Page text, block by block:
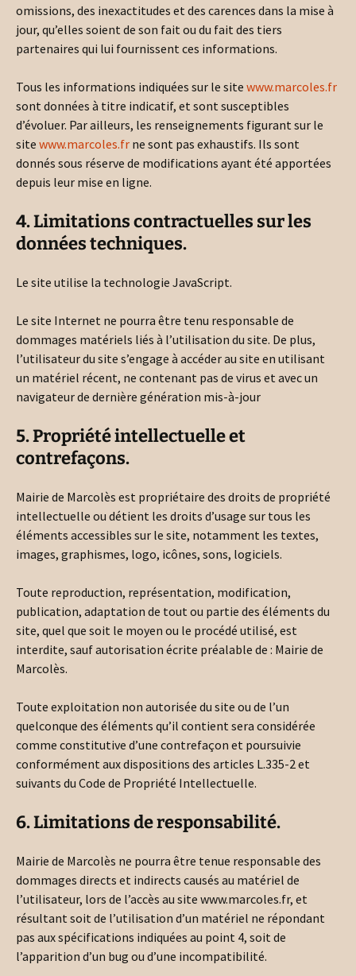
omissions, des inexactitudes et des carences dans la mise à
jour, qu’elles soient de son fait ou du fait des tiers
partenaires qui lui fournissent ces informations.
Tous les informations indiquées sur le site www.marcoles.fr
sont données à titre indicatif, et sont susceptibles
d’évoluer. Par ailleurs, les renseignements figurant sur le
site www.marcoles.fr ne sont pas exhaustifs. Ils sont
donnés sous réserve de modifications ayant été apportées
depuis leur mise en ligne.
4. Limitations contractuelles sur les
données techniques.
Le site utilise la technologie JavaScript.
Le site Internet ne pourra être tenu responsable de
dommages matériels liés à l’utilisation du site. De plus,
l’utilisateur du site s’engage à accéder au site en utilisant
un matériel récent, ne contenant pas de virus et avec un
navigateur de dernière génération mis-à-jour
5. Propriété intellectuelle et
contrefaçons.
Mairie de Marcolès est propriétaire des droits de propriété
intellectuelle ou détient les droits d’usage sur tous les
éléments accessibles sur le site, notamment les textes,
images, graphismes, logo, icônes, sons, logiciels.
Toute reproduction, représentation, modification,
publication, adaptation de tout ou partie des éléments du
site, quel que soit le moyen ou le procédé utilisé, est
interdite, sauf autorisation écrite préalable de : Mairie de
Marcolès.
Toute exploitation non autorisée du site ou de l’un
quelconque des éléments qu’il contient sera considérée
comme constitutive d’une contrefaçon et poursuivie
conformément aux dispositions des articles L.335-2 et
suivants du Code de Propriété Intellectuelle.
6. Limitations de responsabilité.
Mairie de Marcolès ne pourra être tenue responsable des
dommages directs et indirects causés au matériel de
l’utilisateur, lors de l’accès au site www.marcoles.fr, et
résultant soit de l’utilisation d’un matériel ne répondant
pas aux spécifications indiquées au point 4, soit de
l’apparition d’un bug ou d’une incompatibilité.